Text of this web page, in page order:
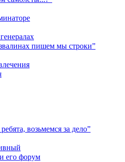
пишем мы строки”
возьмемся за дело”
его форум